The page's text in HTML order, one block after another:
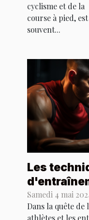
cyclisme et de la
course à pied, est
souvent...
Les
pour
Samedi 4 mai
Dans la quête
athlètes et les